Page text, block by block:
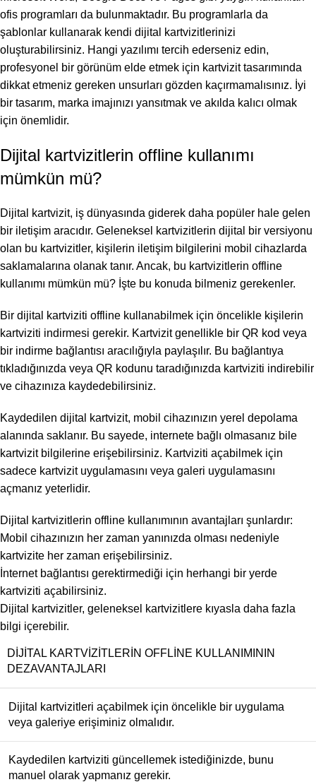
ofis programları da bulunmaktadır. Bu programlarla da
şablonlar kullanarak kendi dijital kartvizitlerinizi
oluşturabilirsiniz. Hangi yazılımı tercih ederseniz edin,
profesyonel bir görünüm elde etmek için kartvizit tasarımında
dikkat etmeniz gereken unsurları gözden kaçırmamalısınız. İyi
bir tasarım, marka imajınızı yansıtmak ve akılda kalıcı olmak
için önemlidir.
Dijital kartvizitlerin offline kullanımı
mümkün mü?
Dijital kartvizit, iş dünyasında giderek daha popüler hale gelen
bir iletişim aracıdır. Geleneksel kartvizitlerin dijital bir versiyonu
olan bu kartvizitler, kişilerin iletişim bilgilerini mobil cihazlarda
saklamalarına olanak tanır. Ancak, bu kartvizitlerin offline
kullanımı mümkün mü? İşte bu konuda bilmeniz gerekenler.
Bir dijital kartviziti offline kullanabilmek için öncelikle kişilerin
kartviziti indirmesi gerekir. Kartvizit genellikle bir QR kod veya
bir indirme bağlantısı aracılığıyla paylaşılır. Bu bağlantıya
tıkladığınızda veya QR kodunu taradığınızda kartviziti indirebilir
ve cihazınıza kaydedebilirsiniz.
Kaydedilen dijital kartvizit, mobil cihazınızın yerel depolama
alanında saklanır. Bu sayede, internete bağlı olmasanız bile
kartvizit bilgilerine erişebilirsiniz. Kartviziti açabilmek için
sadece kartvizit uygulamasını veya galeri uygulamasını
açmanız yeterlidir.
Dijital kartvizitlerin offline kullanımının avantajları şunlardır:
Mobil cihazınızın her zaman yanınızda olması nedeniyle
kartvizite her zaman erişebilirsiniz.
İnternet bağlantısı gerektirmediği için herhangi bir yerde
kartviziti açabilirsiniz.
Dijital kartvizitler, geleneksel kartvizitlere kıyasla daha fazla
bilgi içerebilir.
DIJITAL KARTVIZITLERIN OFFLINE KULLANIMININ
DEZAVANTAJLARI
Dijital kartvizitleri açabilmek için öncelikle bir uygulama
veya galeriye erişiminiz olmalıdır.
Kaydedilen kartviziti güncellemek istediğinizde, bunu
manuel olarak yapmanız gerekir.